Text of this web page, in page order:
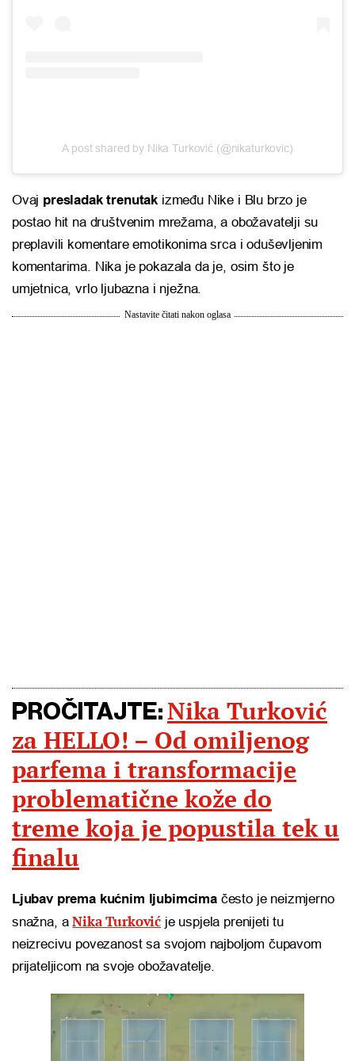
A post shared by Nika Turković (@nikaturkovic)
Ovaj presladak trenutak između Nike i Blu brzo je
postao hit na društvenim mrežama, a obožavatelji su
preplavili komentare emotikonima srca i oduševljenim
komentarima. Nika je pokazala da je, osim što je
umjetnica, vrlo ljubazna i nježna.
Nastavite čitati nakon oglasa
PROČITAJTE: Nika Turković
za HELLO! – Od omiljenog
parfema i transformacije
problematične kože do
treme koja je popustila tek u
finalu
Ljubav prema kućnim ljubimcimačesto je neizmjerno
snažna, aNika Turković je uspjela prenijeti tu
neizrecivu povezanost sa svojom najboljom čupavom
prijateljicom na svoje obožavatelje.